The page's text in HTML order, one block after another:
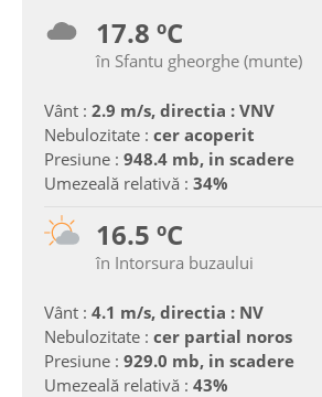
17.8 ºC
în Sfantu gheorghe (munte)
Vânt : 2.9 m/s, directia : VNV
Nebulozitate : cer acoperit
Presiune : 948.4 mb, in scadere
Umezeală relativă : 34%
16.5 ºC
în Intorsura buzaului
Vânt : 4.1 m/s, directia : NV
Nebulozitate : cer partial noros
Presiune : 929.0 mb, in scadere
Umezeală relativă : 43%